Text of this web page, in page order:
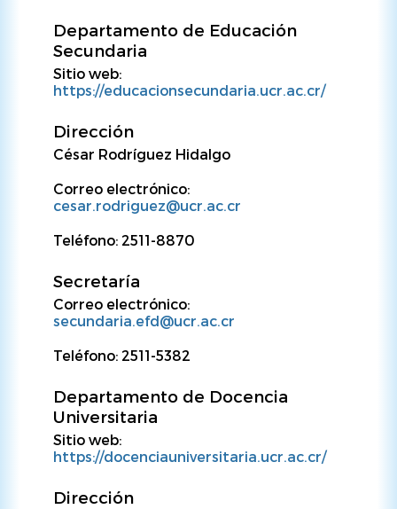
Departamento de Educación
Secundaria
Sitio web:
https://educacionsecundaria.ucr.ac.cr/
Dirección
César Rodríguez Hidalgo
Correo electrónico:
cesar.rodriguez@ucr.ac.cr
Teléfono: 2511-8870
Secretaría
Correo electrónico:
secundaria.efd@ucr.ac.cr
Teléfono: 2511-5382
Departamento de Docencia
Universitaria
Sitio web:
https://docenciauniversitaria.ucr.ac.cr/
Dirección